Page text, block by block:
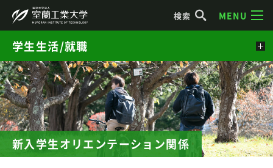
検索 MENU
新入学生オリエンテーション関係
学生生活/就職